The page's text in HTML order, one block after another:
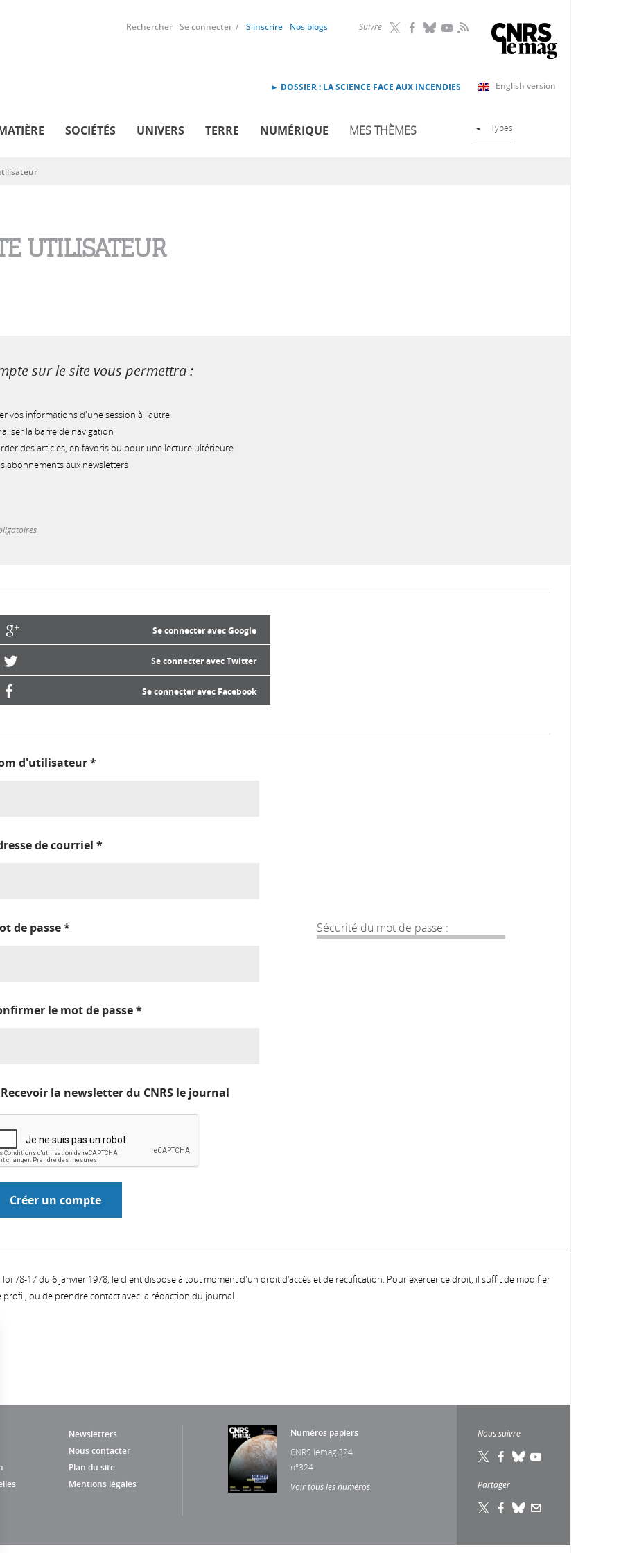
Suivre RSS
Rechercher Se connecter S'inscrire Nos blogs
English version
► DOSSIER : LA SCIENCE FACE AUX INCENDIES
SOCIÉTÉS UNIVERS TERRE NUMÉRIQUE MES THÈMES Types
UTILISATEUR
sur le site vous permettra :
vos informations d'une session à l'autre
la barre de navigation
des articles, en favoris ou pour une lecture ultérieure
abonnements aux newsletters
Se connecter avec Google
Se connecter avec Twitter
Se connecter avec Facebook
d'utilisateur*
de courriel *
Sécurité du mot de passe :
de passe*
le mot de passe*
Recevoir la newsletter du CNRS le journal
78-17 du 6 janvier 1978, le client dispose à tout moment d'un droit d'accès et de rectification. Pour exercer ce droit, il suffit de modifier
ou de prendre contact avec la rédaction du journal.
Newsletters
Nous contacter
Plan du site
Mentions légales
Numéros papiers
CNRS lemag 324
n°324
Voir tous les numéros
Nous suivre
Partager